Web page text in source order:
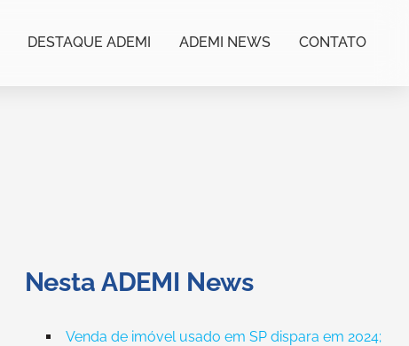
DESTAQUE ADEMI ADEMI NEWS CONTATO
Nesta ADEMI News
Venda de imóvel usado em SP dispara em 2024;